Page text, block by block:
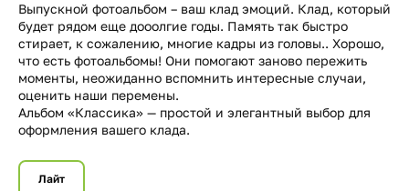
Выпускной фотоальбом – ваш клад эмоций. Клад, который
будет рядом еще дооолгие годы. Память так быстро
стирает, к сожалению, многие кадры из головы.. Хорошо,
что есть фотоальбомы! Они помогают заново пережить
моменты, неожиданно вспомнить интересные случаи,
оценить наши перемены.
Альбом «Классика» — простой и элегантный выбор для
оформления вашего клада.
Лайт